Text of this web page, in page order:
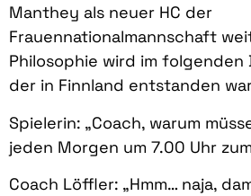
Manthey als neuer HC der
Frauennationalmannschaft
Philosophie wird im folgenden
der in Finnland entstanden
Spielerin: „Coach, warum
jeden Morgen um 7.00 Uhr
Coach Löffler: „Hmm… naja,